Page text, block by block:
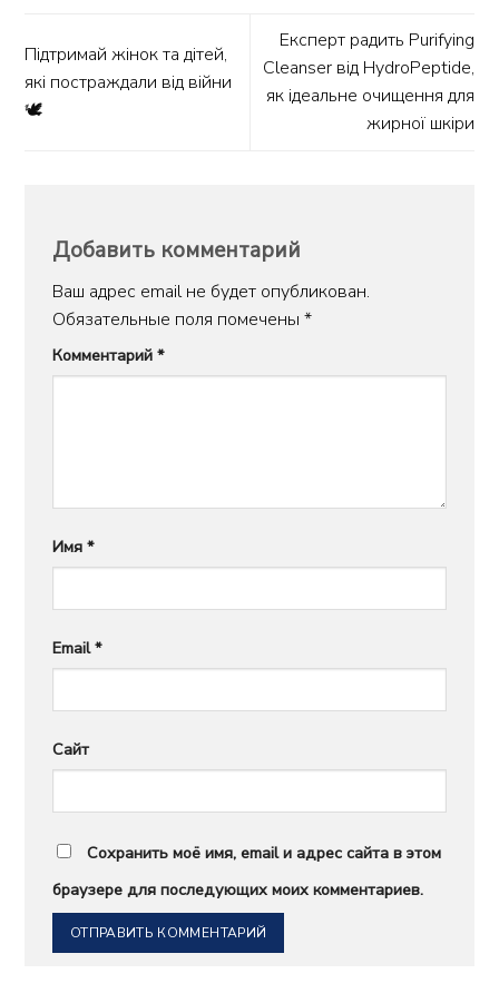
Підтримай жінок та дітей,
які постраждали від війни
🕊️
Експерт радить Purifying
Cleanser від HydroPeptide,
як ідеальне очищення для
жирної шкіри
Добавить комментарий
Ваш адрес email не будет опубликован.
Обязательные поля помечены*
Комментарий*
Имя*
Email*
Сайт
Сохранить моё имя, email и адрес сайта в этом
браузере для последующих моих комментариев.